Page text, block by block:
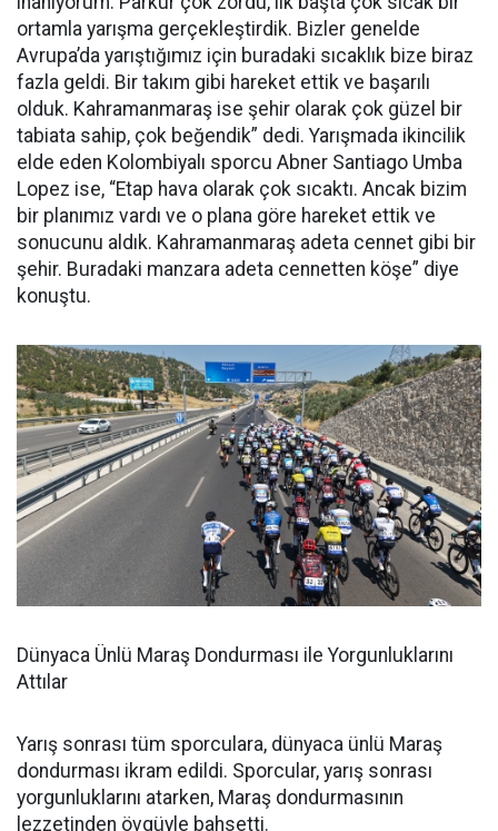
ortamla yarışma gerçekleştirdik. Bizler genelde
Avrupa’da yarıştığımız için buradaki sıcaklık bize biraz
fazla geldi. Bir takım gibi hareket ettik ve başarılı
olduk. Kahramanmaraş ise şehir olarak çok güzel bir
tabiata sahip, çok beğendik” dedi. Yarışmada ikincilik
elde eden Kolombiyalı sporcu Abner Santiago Umba
Lopez ise, “Etap hava olarak çok sıcaktı. Ancak bizim
bir planımız vardı ve o plana göre hareket ettik ve
sonucunu aldık. Kahramanmaraş adeta cennet gibi bir
şehir. Buradaki manzara adeta cennetten köşe” diye
konuştu.
Dünyaca Ünlü Maraş Dondurması ile Yorgunluklarını
Attılar
Yarış sonrası tüm sporculara, dünyaca ünlü Maraş
dondurması ikram edildi. Sporcular, yarış sonrası
yorgunluklarını atarken, Maraş dondurmasının
lezzetinden övgüyle bahsetti.